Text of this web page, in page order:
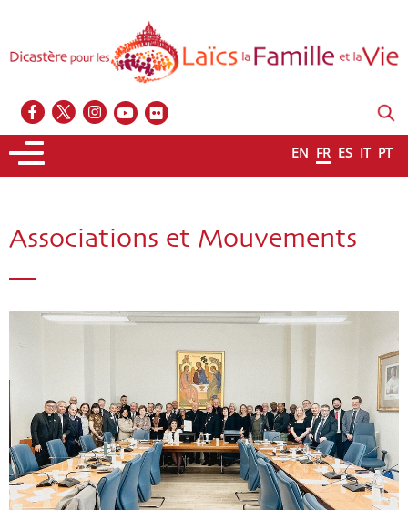
EN FR ES IT PT
Associations et Mouvements